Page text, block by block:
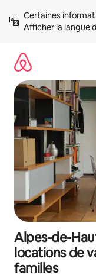
directement
Afficher la langue
Alpes-de-
locations de
familles